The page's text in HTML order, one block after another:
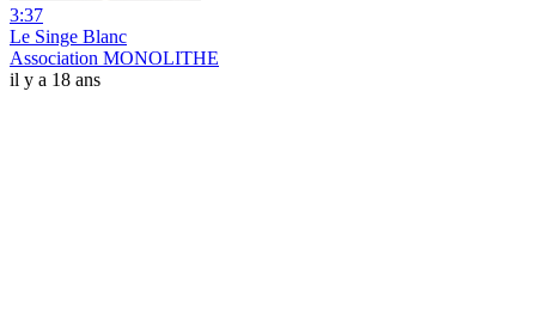
3:37
Le Singe Blanc
Association MONOLITHE
il y a 18 ans